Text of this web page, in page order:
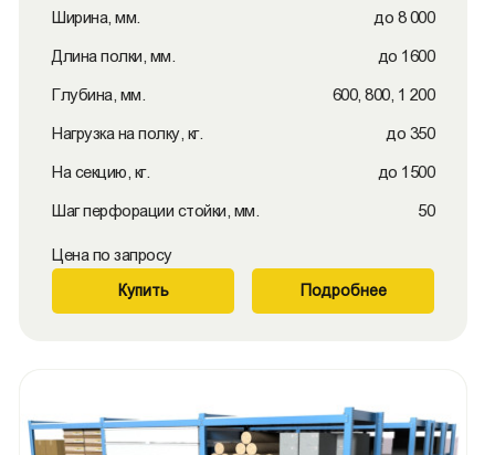
Ширина, мм. до 8 000
Длина полки, мм. до 1600
Глубина, мм. 600, 800, 1 200
Нагрузка на полку, кг. до 350
На секцию, кг. до 1500
Шаг перфорации стойки, мм. 50
Цена по запросу
Купить Подробнее